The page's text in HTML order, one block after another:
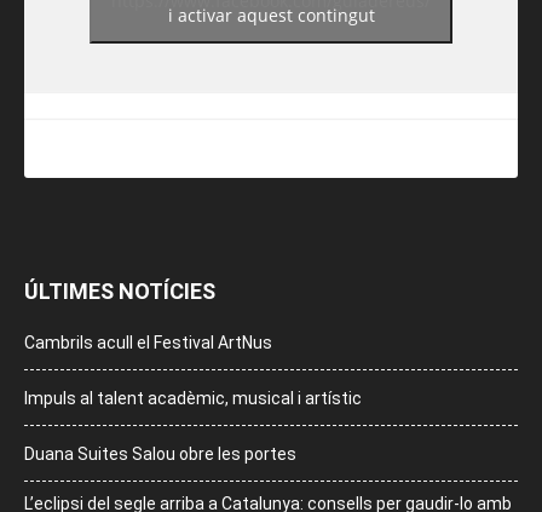
i activar aquest contingut
ÚLTIMES NOTÍCIES
Cambrils acull el Festival ArtNus
Impuls al talent acadèmic, musical i artístic
Duana Suites Salou obre les portes
L’eclipsi del segle arriba a Catalunya: consells per gaudir-lo amb